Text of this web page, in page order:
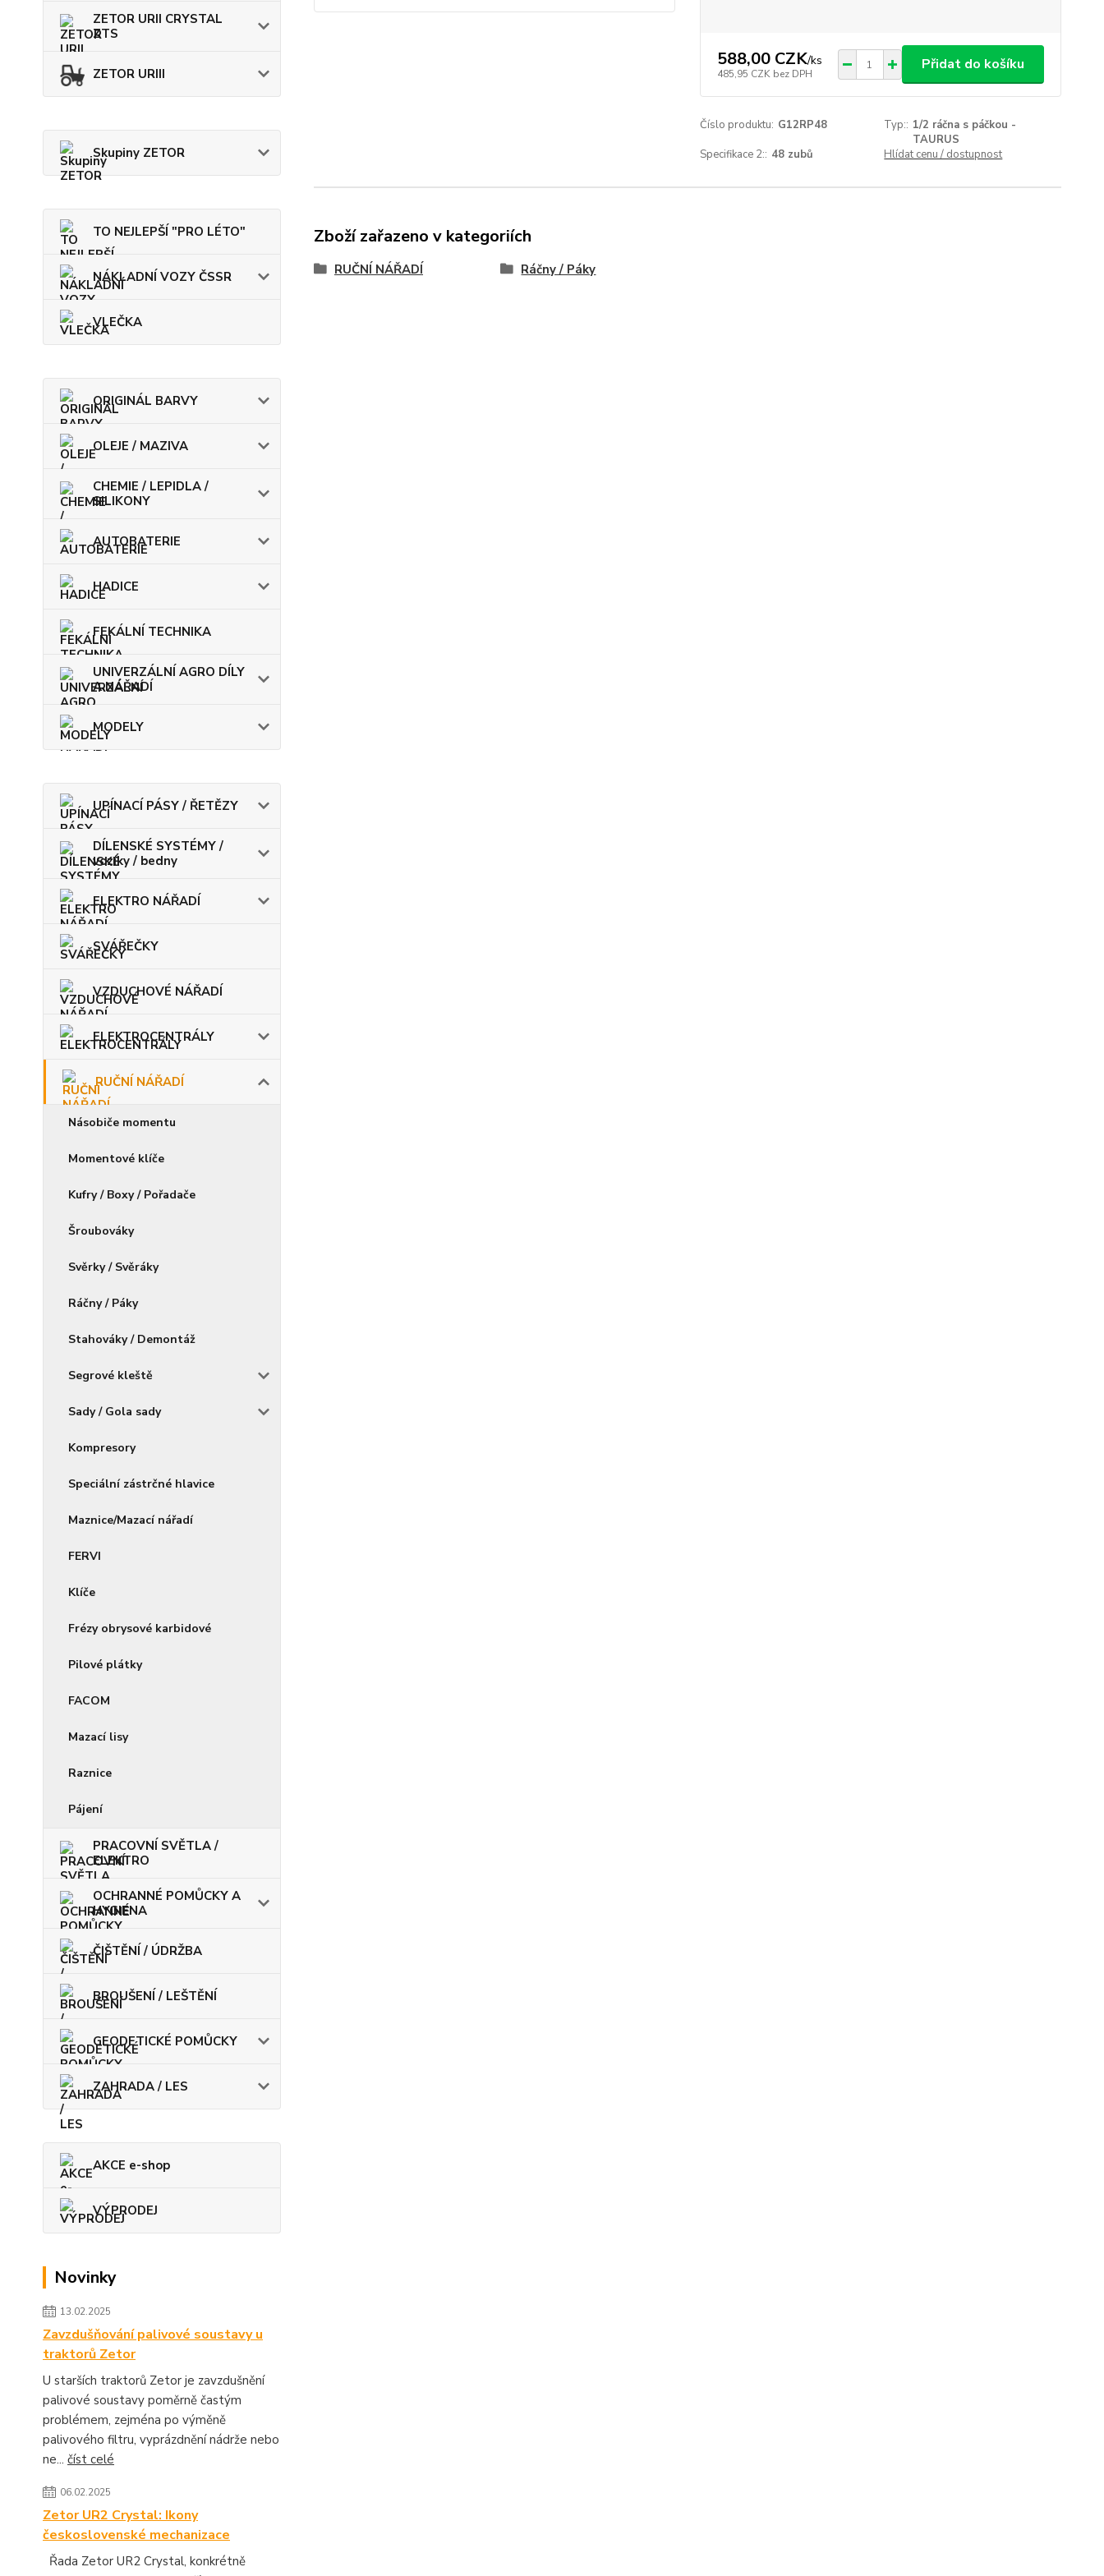
ZETOR URII CRYSTAL
ZTS
ZETOR URIII
Skupiny ZETOR
TO NEJLEPŠÍ "PRO LÉTO"
NÁKLADNÍ VOZY ČSSR
VLEČKA
ORIGINÁL BARVY
OLEJE / MAZIVA
CHEMIE / LEPIDLA /
SILIKONY
AUTOBATERIE
HADICE
FEKÁLNÍ TECHNIKA
UNIVERZÁLNÍ AGRO DÍLY
A NÁŘADÍ
MODELY
UPÍNACÍ PÁSY / ŘETĚZY
DÍLENSKÉ SYSTÉMY /
vozíky / bedny
ELEKTRO NÁŘADÍ
SVÁŘEČKY
VZDUCHOVÉ NÁŘADÍ
ELEKTROCENTRÁLY
RUČNÍ NÁŘADÍ
Násobiče momentu
Momentové klíče
Kufry / Boxy / Pořadače
Šroubováky
Svěrky / Svěráky
Ráčny / Páky
Stahováky / Demontáž
Segrové kleště
Sady / Gola sady
Kompresory
Speciální zástrčné hlavice
Maznice/Mazací nářadí
FERVI
Klíče
Frézy obrysové karbidové
Pilové plátky
FACOM
Mazací lisy
Raznice
Pájení
PRACOVNÍ SVĚTLA /
ELEKTRO
OCHRANNÉ POMŮCKY A
HYGIENA
ČIŠTĚNÍ / ÚDRŽBA
BROUŠENÍ / LEŠTĚNÍ
GEODETICKÉ POMŮCKY
ZAHRADA / LES
AKCE e-shop
VÝPRODEJ
Novinky
13.02.2025
Zavzdušňování palivové soustavy u
traktorů Zetor
U starších traktorů Zetor je zavzdušnění
palivové soustavy poměrně častým
problémem, zejména po výměně
palivového filtru, vyprázdnění nádrže nebo
ne... číst celé
06.02.2025
Zetor UR2 Crystal: Ikony
československé mechanizace
Řada Zetor UR2 Crystal, konkrétně
588,00 CZK/ks
485,95 CZK bez DPH
Přidat do košíku
Číslo produktu: G12RP48 Typ:: 1/2 ráčna s páčkou -
TAURUS
Specifikace 2:: 48 zubů Hlídat cenu / dostupnost
Zboží zařazeno v kategoriích
RUČNÍ NÁŘADÍ Ráčny / Páky